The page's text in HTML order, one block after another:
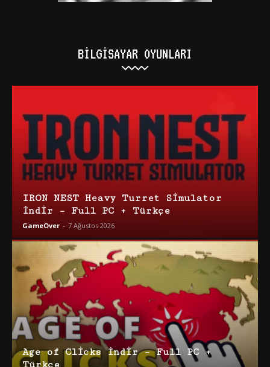
BILGISAYAR OYUNLARI
IRON NEST Heavy Turret Simulator
İndir – Full PC + Türkçe
GameOver - 7 Ağustos 2026
Age of Clicks İndir – Full PC +